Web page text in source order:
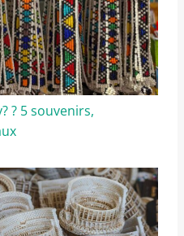
? 5 souvenirs,